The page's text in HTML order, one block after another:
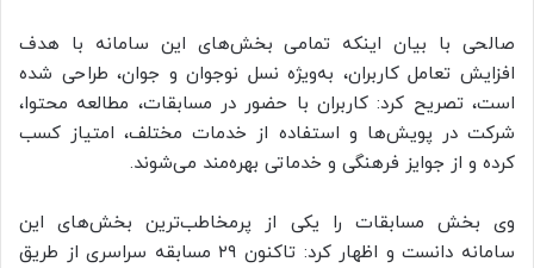
صالحی با بیان اینکه تمامی بخش‌های این سامانه با هدف
افزایش تعامل کاربران، به‌ویژه نسل نوجوان و جوان، طراحی شده
است، تصریح کرد: کاربران با حضور در مسابقات، مطالعه محتوا،
شرکت در پویش‌ها و استفاده از خدمات مختلف، امتیاز کسب
کرده و از جوایز فرهنگی و خدماتی بهره‌مند می‌شوند.
وی بخش مسابقات را یکی از پرمخاطب‌ترین بخش‌های این
سامانه دانست و اظهار کرد: تاکنون ۲۹ مسابقه سراسری از طریق